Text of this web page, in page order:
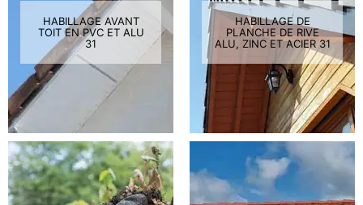
HABILLAGE AVANT
TOIT EN PVC ET ALU
31
HABILLAGE DE
PLANCHE DE RIVE
ALU, ZINC ET ACIER 31